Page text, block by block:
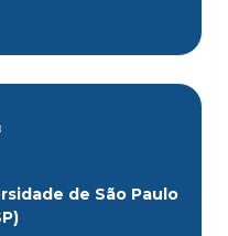
de São Paulo